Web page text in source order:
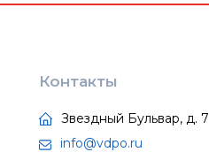
Контакты
Звездный Бульвар, д. 7
info@vdpo.ru